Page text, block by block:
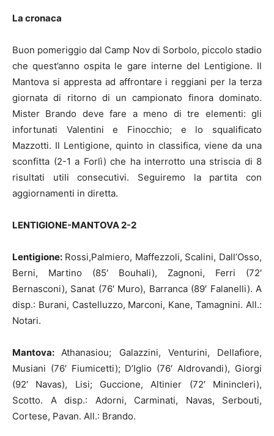
La cronaca
Buon pomeriggio dal Camp Nov di Sorbolo, piccolo stadio
che quest’anno ospita le gare interne del Lentigione. Il
Mantova si appresta ad affrontare i reggiani per la terza
giornata di ritorno di un campionato finora dominato.
Mister Brando deve fare a meno di tre elementi: gli
infortunati Valentini e Finocchio; e lo squalificato
Mazzotti. Il Lentigione, quinto in classifica, viene da una
sconfitta (2-1 a Forlì) che ha interrotto una striscia di 8
risultati utili consecutivi. Seguiremo la partita con
aggiornamenti in diretta.
LENTIGIONE-MANTOVA 2-2
Lentigione: Rossi,Palmiero, Maffezzoli, Scalini, Dall’Osso,
Berni, Martino (85′ Bouhali), Zagnoni, Ferri (72′
Bernasconi), Sanat (76′ Muro), Barranca (89′ Falanelli). A
disp.: Burani, Castelluzzo, Marconi, Kane, Tamagnini. All.:
Notari.
Mantova: Athanasiou; Galazzini, Venturini, Dellafiore,
Musiani (76′ Fiumicetti); D’Iglio (76′ Aldrovandi), Giorgi
(92′ Navas), Lisi; Guccione, Altinier (72′ Minincleri),
Scotto. A disp.: Adorni, Carminati, Navas, Serbouti,
Cortese, Pavan. All.: Brando.